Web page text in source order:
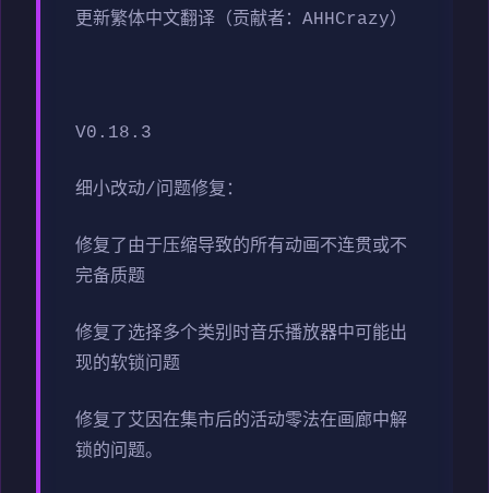
更新繁体中文翻译（贡献者：AHHCrazy）
V0.18.3
细小改动/问题修复：
修复了由于压缩导致的所有动画不连贯或不
完备质题
修复了选择多个类别时音乐播放器中可能出
现的软锁问题
修复了艾因在集市后的活动零法在画廊中解
锁的问题。